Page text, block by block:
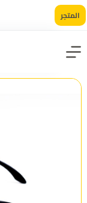
المتجر